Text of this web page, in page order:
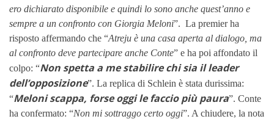
ero dichiarato disponibile e quindi lo sono anche quest’anno e
sempre a un confronto con Giorgia Meloni”. La premier ha
risposto affermando che “Atreju è una casa aperta al dialogo, ma
al confronto deve partecipare anche Conte” e ha poi affondato il
colpo: “Non spetta a me stabilire chi sia il leader
dell’opposizione”. La replica di Schlein è stata durissima:
“Meloni scappa, forse oggi le faccio più paura”. Conte
ha confermato: “Non mi sottraggo certo oggi”. A chiudere, la nota